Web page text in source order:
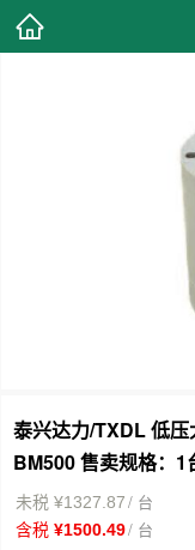
泰兴达力/TXDL 低
BM500 售卖规格：1
未税 ¥1327.87/ 台
含税 ¥1500.49/ 台